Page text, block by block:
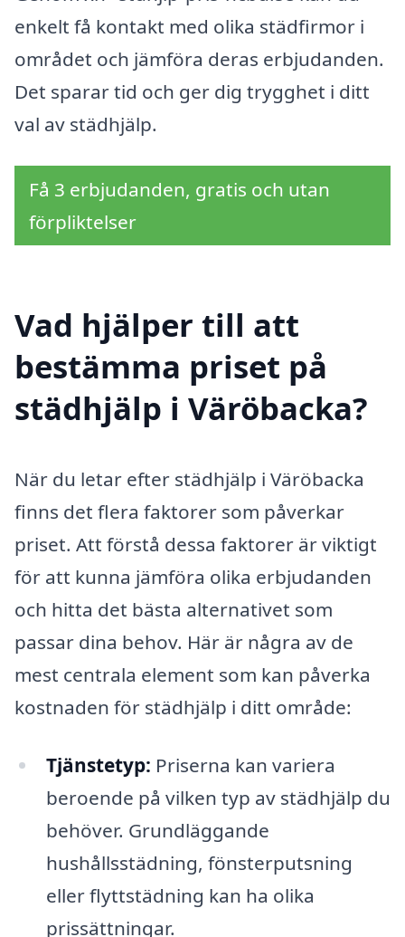
enkelt få kontakt med olika städfirmor i
området och jämföra deras erbjudanden.
Det sparar tid och ger dig trygghet i ditt
val av städhjälp.
Få 3 erbjudanden, gratis och utan
förpliktelser
Vad hjälper till att
bestämma priset på
städhjälp i Väröbacka?
När du letar efter städhjälp i Väröbacka
finns det flera faktorer som påverkar
priset. Att förstå dessa faktorer är viktigt
för att kunna jämföra olika erbjudanden
och hitta det bästa alternativet som
passar dina behov. Här är några av de
mest centrala element som kan påverka
kostnaden för städhjälp i ditt område:
Tjänstetyp: Priserna kan variera
beroende på vilken typ av städhjälp du
behöver. Grundläggande
hushållsstädning, fönsterputsning
eller flyttstädning kan ha olika
prissättningar.